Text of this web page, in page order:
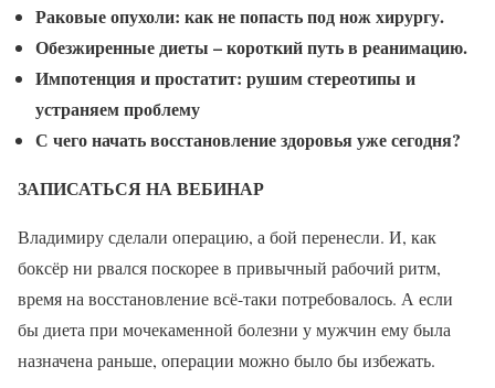
Раковые опухоли: как не попасть под нож хирургу.
Обезжиренные диеты – короткий путь в реанимацию.
Импотенция и простатит: рушим стереотипы и
устраняем проблему
С чего начать восстановление здоровья уже сегодня?
ЗАПИСАТЬСЯ НА ВЕБИНАР
Владимиру сделали операцию, а бой перенесли. И, как
боксёр ни рвался поскорее в привычный рабочий ритм,
время на восстановление всё-таки потребовалось. А если
бы диета при мочекаменной болезни у мужчин ему была
назначена раньше, операции можно было бы избежать.